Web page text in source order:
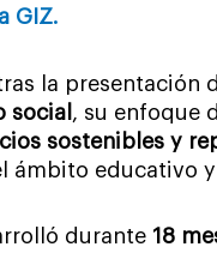
GIZ.
la presentación
social , su enfoque
sostenibles y
educativo y
durante 18